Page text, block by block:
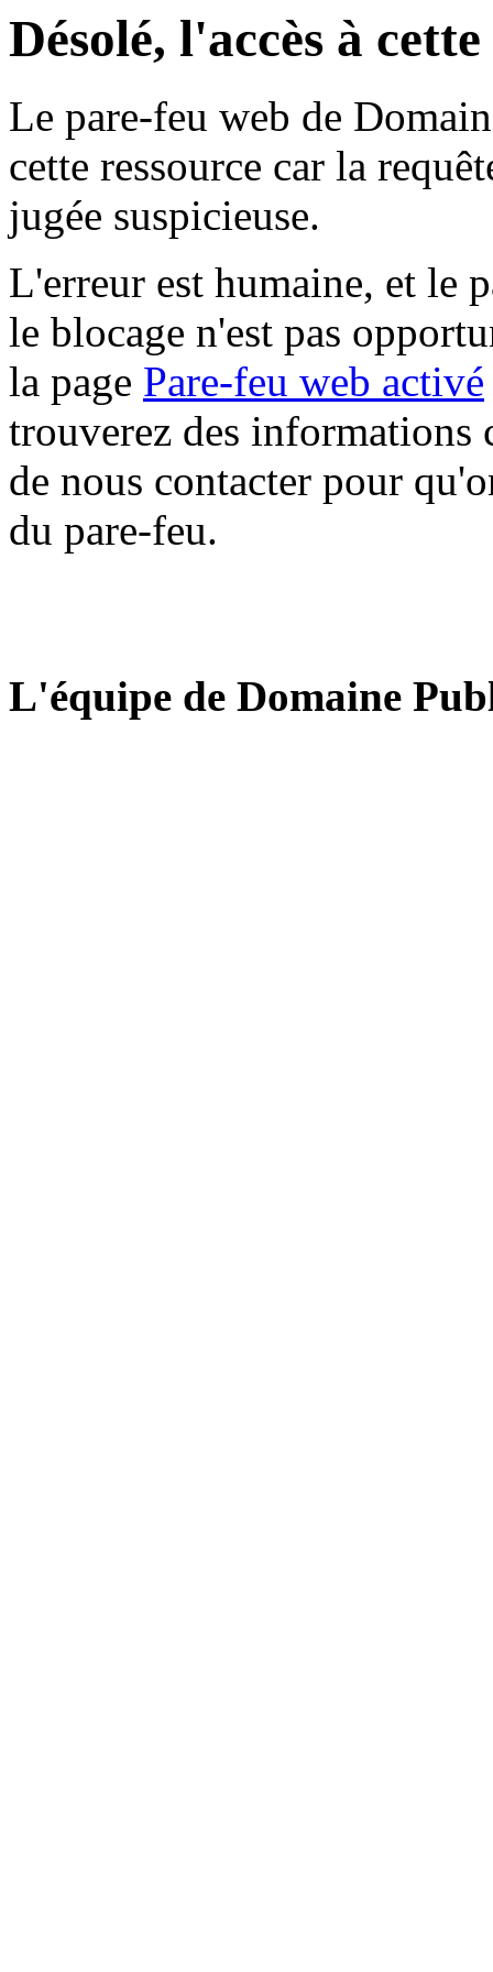
Désolé, l'accès à
Le pare-feu web de
cette ressource car la
jugée suspicieuse.
L'erreur est humaine, et le
le blocage n'est pas
la page Pare-feu web activé
trouverez des informations
de nous contacter pour
du pare-feu.
L'équipe de Domaine